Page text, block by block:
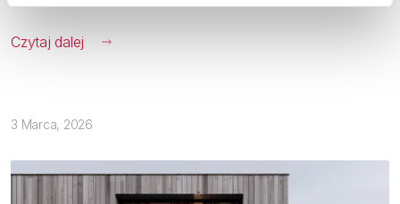
Czytaj dalej
3 Marca, 2026